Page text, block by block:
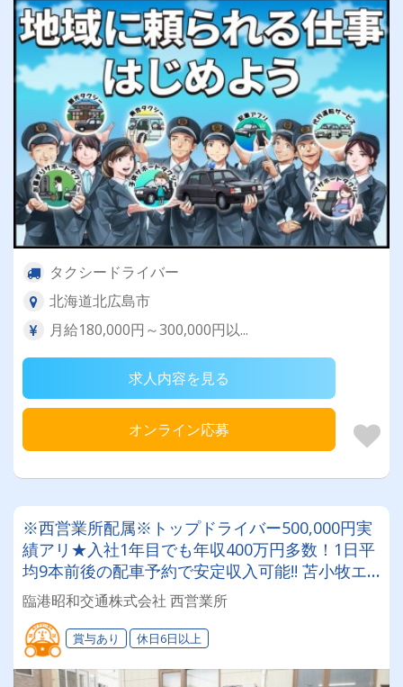
タクシードライバー
北海道北広島市
月給180,000円～300,000円以...
求人内容を見る
オンライン応募
※西営業所配属※トップドライバー500,000円実
績アリ★入社1年目でも年収400万円多数！1日平
均9本前後の配車予約で安定収入可能!! 苫小牧エ
リアでタクシードライバーにチャレンジしてみま
せんか？＜未経験者大歓迎＞
臨港昭和交通株式会社 西営業所
賞与あり 休日6日以上